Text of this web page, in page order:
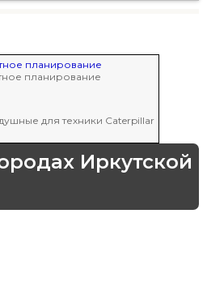
планирование
планирование
для техники Caterpillar
Иркутской